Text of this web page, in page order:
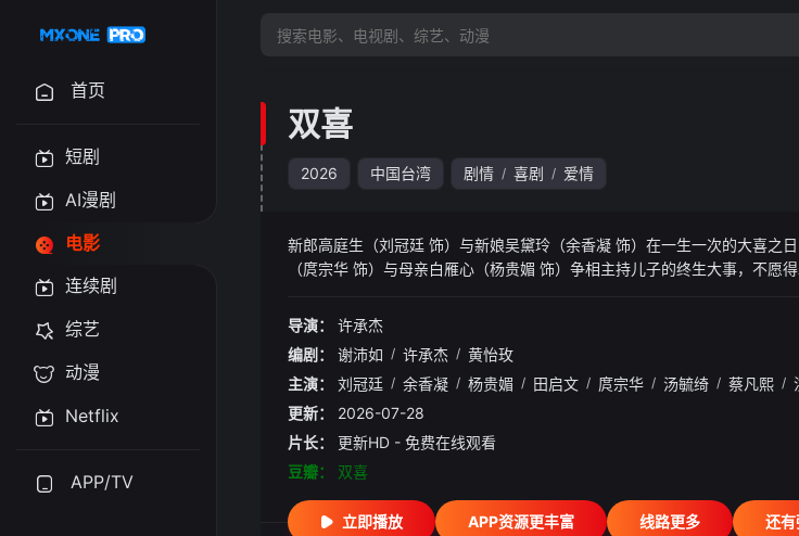
首页
短剧
AI漫剧
电影
连续剧
综艺
动漫
Netflix
APP/TV
双喜
2026 中国台湾 剧情 / 喜剧 / 爱情
新郎高庭生（刘冠廷 饰）与新娘吴黛玲（余香凝 饰）在一生一次的大喜之
（庹宗华 饰）与母亲白雁心（杨贵媚 饰）争相主持儿子的终生大事，不愿
a.xyz
导演：
许承杰
编剧：
谢沛如 / 许承杰 / 黄怡玫
主演：
刘冠廷 / 余香凝 / 杨贵媚 / 田启文 / 庹宗华 / 汤毓绮 / 蔡凡熙 /
更新：
2026-07-28
片长：
更新HD - 免费在线观看
豆瓣：
双喜
立即播放 APP资源更丰富 线路更多 还